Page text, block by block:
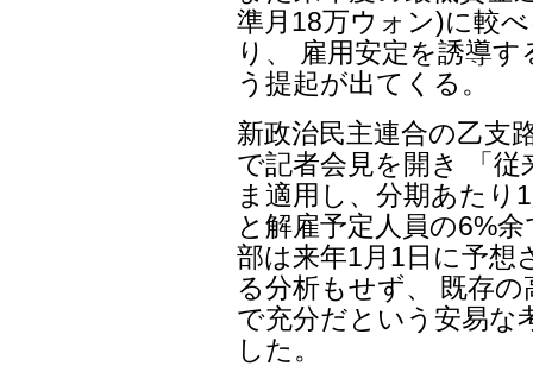
準月18万ウォン)に較
り、 雇用安定を誘導
う提起が出てくる。
新政治民主連合の乙支
で記者会見を開き 「
ま適用し、分期あたり
と解雇予定人員の6%
部は来年1月1日に予想
る分析もせず、 既存
で充分だという安易な
した。